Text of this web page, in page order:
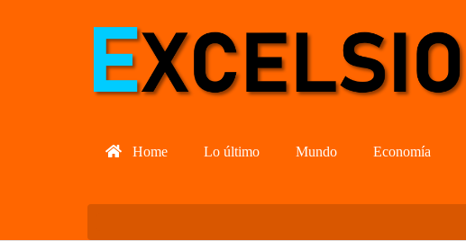
Home Lo último Mundo Economía